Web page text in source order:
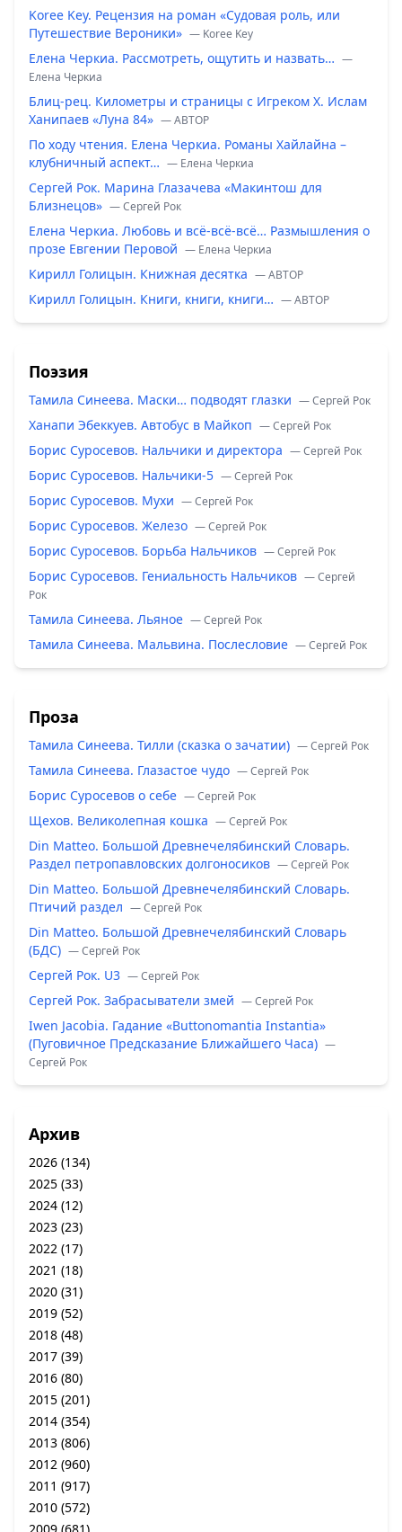
Koree Key. Рецензия на роман «Судовая роль, или
Путешествие Вероники» — Koree Key
Елена Черкиа. Рассмотреть, ощутить и назвать… —
Елена Черкиа
Блиц-рец. Километры и страницы с Игреком Х. Ислам
Ханипаев «Луна 84» — ABTOP
По ходу чтения. Елена Черкиа. Романы Хайлайна –
клубничный аспект… — Елена Черкиа
Сергей Рок. Марина Глазачева «Макинтош для
Близнецов» — Сергей Рок
Елена Черкиа. Любовь и всё-всё-всё… Размышления о
прозе Евгении Перовой — Елена Черкиа
Кирилл Голицын. Книжная десятка — ABTOP
Кирилл Голицын. Книги, книги, книги… — ABTOP
Поэзия
Тамила Синеева. Маски… подводят глазки — Сергей Рок
Ханапи Эбеккуев. Автобус в Майкоп — Сергей Рок
Борис Суросевов. Нальчики и директора — Сергей Рок
Борис Суросевов. Нальчики-5 — Сергей Рок
Борис Суросевов. Мухи — Сергей Рок
Борис Суросевов. Железо — Сергей Рок
Борис Суросевов. Борьба Нальчиков — Сергей Рок
Борис Суросевов. Гениальность Нальчиков — Сергей
Рок
Тамила Синеева. Льяное — Сергей Рок
Тамила Синеева. Мальвина. Послесловие — Сергей Рок
Проза
Тамила Синеева. Тилли (сказка о зачатии) — Сергей Рок
Тамила Синеева. Глазастое чудо — Сергей Рок
Борис Суросевов о себе — Сергей Рок
Щехов. Великолепная кошка — Сергей Рок
Din Matteo. Большой Древнечелябинский Словарь.
Раздел петропавловских долгоносиков — Сергей Рок
Din Matteo. Большой Древнечелябинский Словарь.
Птичий раздел — Сергей Рок
Din Matteo. Большой Древнечелябинский Словарь
(БДС) — Сергей Рок
Сергей Рок. U3 — Сергей Рок
Сергей Рок. Забрасыватели змей — Сергей Рок
Iwen Jacobia. Гадание «Buttonomantia Instantia»
(Пуговичное Предсказание Ближайшего Часа) —
Сергей Рок
Архив
2026 (134)
2025 (33)
2024 (12)
2023 (23)
2022 (17)
2021 (18)
2020 (31)
2019 (52)
2018 (48)
2017 (39)
2016 (80)
2015 (201)
2014 (354)
2013 (806)
2012 (960)
2011 (917)
2010 (572)
2009 (681)